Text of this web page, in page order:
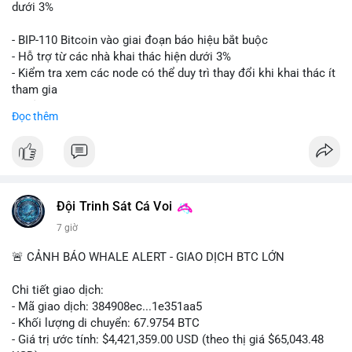
giá. Cần theo dõi sát sao bước tiếp theo của dòng tiền này.
Lời khuyên: Nhà đầu tư nhỏ lẻ nên thận trọng quan sát biến
động thanh khoản trong 24-48 giờ tới. Tránh hành động theo
cảm xúc, hãy chờ xác nhận điểm đến của số BTC này trước khi
điều chỉnh vị thế.
#556btc #36trusd
dưới 3%
- BIP-110 Bitcoin vào giai đoạn báo hiệu bắt buộc
- Hỗ trợ từ các nhà khai thác hiện dưới 3%
- Kiểm tra xem các node có thể duy trì thay đổi khi khai thác ít
tham gia
📰 Nguồn: Cointelegraph
Đọc thêm
Đội Trinh Sát Cá Voi
7 giờ
🚨 CẢNH BÁO WHALE ALERT - GIAO DỊCH BTC LỚN
Chi tiết giao dịch:
- Mã giao dịch: 384908ec...1e351aa5
- Khối lượng di chuyển: 67.9754 BTC
- Giá trị ước tính: $4,421,359.00 USD (theo thị giá $65,043.48